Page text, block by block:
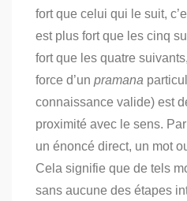
fort que celui qui le suit,
est plus fort que les cinq
fort que les quatre
force d’un pramana
connaissance valide) est
proximité avec le sens.
un énoncé direct, un mot
Cela signifie que de tels
sans aucune des étapes